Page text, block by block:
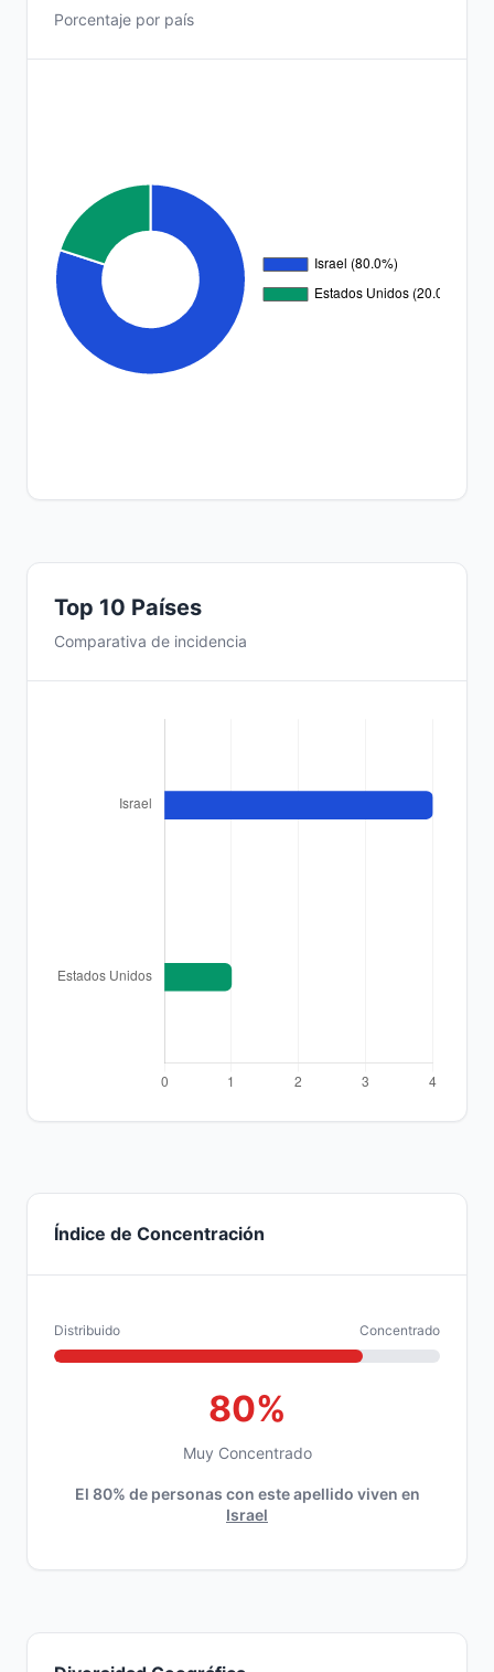
Porcentaje por país
Top 10 Países
Comparativa de incidencia
Índice de Concentración
Distribuido Concentrado
80%
Muy Concentrado
El 80% de personas con este apellido viven en
Israel